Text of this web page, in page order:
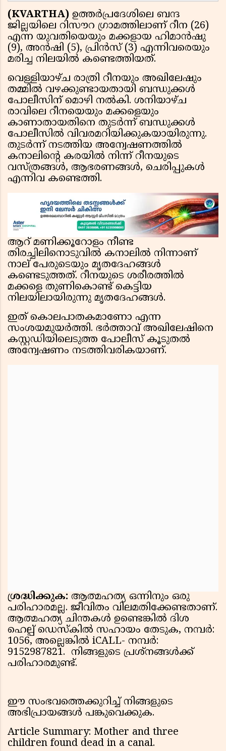
(KVARTHA) ഉത്തർപ്രദേശിലെ ബന്ദ
ജില്ലയിലെ റിസൗറ ഗ്രാമത്തിലാണ് റീന (26)
എന്ന യുവതിയെയും മക്കളായ ഹിമാൻഷു
(9), അൻഷി (5), പ്രിൻസ് (3) എന്നിവരെയും
മരിച്ച നിലയിൽ കണ്ടെത്തിയത്.
വെള്ളിയാഴ്ച രാത്രി റീനയും അഖിലേഷും
തമ്മിൽ വഴക്കുണ്ടായതായി ബന്ധുക്കൾ
പോലീസിന് മൊഴി നൽകി. ശനിയാഴ്ച
രാവിലെ റീനയെയും മക്കളെയും
കാണാതായതിനെ തുടർന്ന് ബന്ധുക്കൾ
പോലീസിൽ വിവരമറിയിക്കുകയായിരുന്നു.
തുടർന്ന് നടത്തിയ അന്വേഷണത്തിൽ
കനാലിന്റെ കരയിൽ നിന്ന് റീനയുടെ
വസ്ത്രങ്ങൾ, ആഭരണങ്ങൾ, ചെരിപ്പുകൾ
എന്നിവ കണ്ടെത്തി.
ആറ് മണിക്കൂറോളം നീണ്ട
തിരച്ചിലിനൊടുവിൽ കനാലിൽ നിന്നാണ്
നാല് പേരുടെയും മൃതദേഹങ്ങൾ
കണ്ടെടുത്തത്. റീനയുടെ ശരീരത്തിൽ
മക്കളെ തുണികൊണ്ട് കെട്ടിയ
നിലയിലായിരുന്നു മൃതദേഹങ്ങൾ.
ഇത് കൊലപാതകമാണോ എന്ന
സംശയമുയർത്തി. ഭർത്താവ് അഖിലേഷിനെ
കസ്റ്റഡിയിലെടുത്ത പോലീസ് കൂടുതൽ
അന്വേഷണം നടത്തിവരികയാണ്.
ശ്രദ്ധിക്കുക: ആത്മഹത്യ ഒന്നിനും ഒരു
പരിഹാരമല്ല. ജീവിതം വിലമതിക്കേണ്ടതാണ്.
ആത്മഹത്യ ചിന്തകൾ ഉണ്ടെങ്കിൽ ദിശ
ഹെല്പ് ഡെസ്കിൽ സഹായം തേടുക, നമ്പർ:
1056, അല്ലെങ്കിൽ iCALL- നമ്പർ:
9152987821. നിങ്ങളുടെ പ്രശ്നങ്ങൾക്ക്
പരിഹാരമുണ്ട്.
ഈ സംഭവത്തെക്കുറിച്ച് നിങ്ങളുടെ
അഭിപ്രായങ്ങൾ പങ്കുവെക്കുക.
Article Summary: Mother and three
children found dead in a canal.